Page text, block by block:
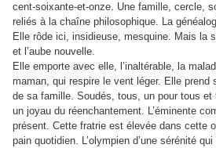
cent-soixante-et-onze. Une famille, cercle,
reliés à la chaîne philosophique. La
Elle rôde ici, insidieuse, mesquine. Mais la
et l’aube nouvelle.
Elle emporte avec elle, l’inaltérable, la
maman, qui respire le vent léger. Elle prend
de sa famille. Soudés, tous, un pour tous
un joyau du réenchantement. L’éminente
présent. Cette fratrie est élevée dans cette
pain quotidien. L’olympien d’une sérénité